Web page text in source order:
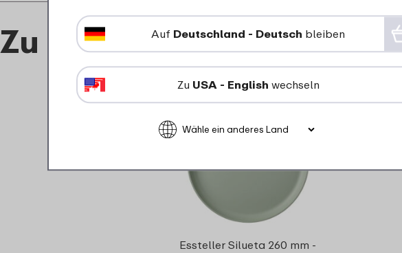
Zu diesem Produkt
Essteller Silueta 260 mm -
Auf Deutschland - Deutsch bleiben
Zu USA - English wechseln